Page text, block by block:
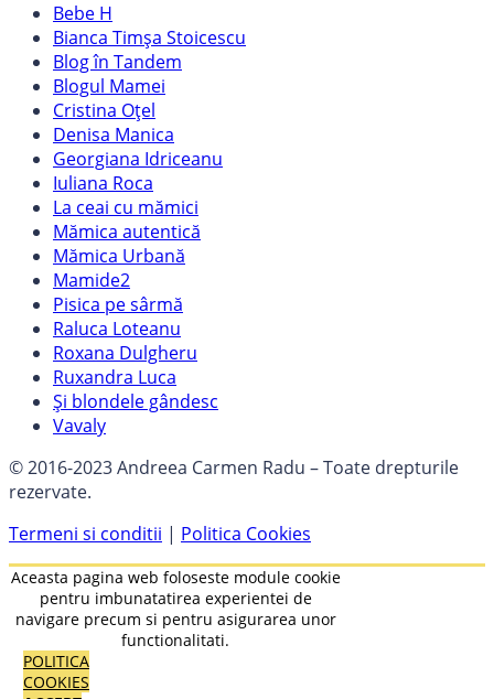
Bebe H
Bianca Timșa Stoicescu
Blog în Tandem
Blogul Mamei
Cristina Oțel
Denisa Manica
Georgiana Idriceanu
Iuliana Roca
La ceai cu mămici
Mămica autentică
Mămica Urbană
Mamide2
Pisica pe sârmă
Raluca Loteanu
Roxana Dulgheru
Ruxandra Luca
Și blondele gândesc
Vavaly
© 2016-2023 Andreea Carmen Radu – Toate drepturile
rezervate.
Termeni si conditii | Politica Cookies
Aceasta pagina web foloseste module cookie
pentru imbunatatirea experientei de
navigare precum si pentru asigurarea unor
functionalitati.
POLITICA
COOKIES